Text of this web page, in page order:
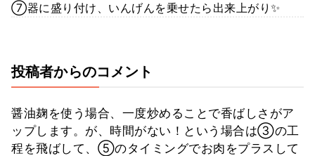
⑦器に盛り付け、いんげんを乗せたら出来上がり✨
投稿者からのコメント
醤油麹を使う場合、一度炒めることで香ばしさがア
ップします。が、時間がない！という場合は③の工
程を飛ばして、⑤のタイミングでお肉をプラスして